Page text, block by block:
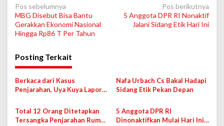
N
a
v
i
g
a
s
i
p
Pos sebelumnya
MBG Disebut Bisa Bantu
Gerakkan Ekonomi Nasional
Hingga Rp86 T Per Tahun
Pos berikutnya
5 Anggota DPR RI Nonaktif
Jalani Sidang Etik Hari Ini
Posting Terkait
Berkaca dari Kasus
Penjarahan, Uya Kuya Lapor
Dapur MBG
Nafa Urbach Cs Bakal Hadapi
Sidang Etik Pekan Depan
Total 12 Orang Ditetapkan
Tersangka Penjarahan Rumah
5 Anggota DPR RI
Dinonaktifkan Mulai Hari Ini,